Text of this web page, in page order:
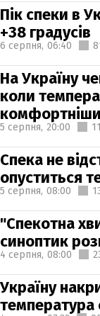
Пік спеки в
+38 градусів
6 серпня, 06:40
На Україну
коли
5 серпня, 20:00
Спека не
опуститься
5 серпня, 08:00
"Спекотна
синоптик
4 серпня, 08:00
Україну
температура